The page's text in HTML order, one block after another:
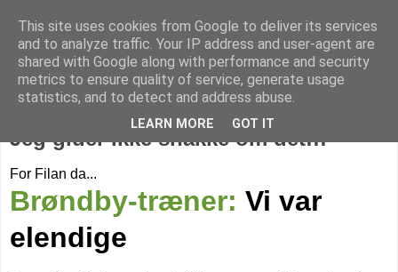
Livet på Vestegnen
Jeg gider ikke snakke om det!!!
For Filan da...
Brøndby-træner: Vi var
elendige
This site uses cookies from Google to deliver its services
and to analyze traffic. Your IP address and user-agent are
shared with Google along with performance and security
metrics to ensure quality of service, generate usage
statistics, and to detect and address abuse.
LEARN MORE GOT IT